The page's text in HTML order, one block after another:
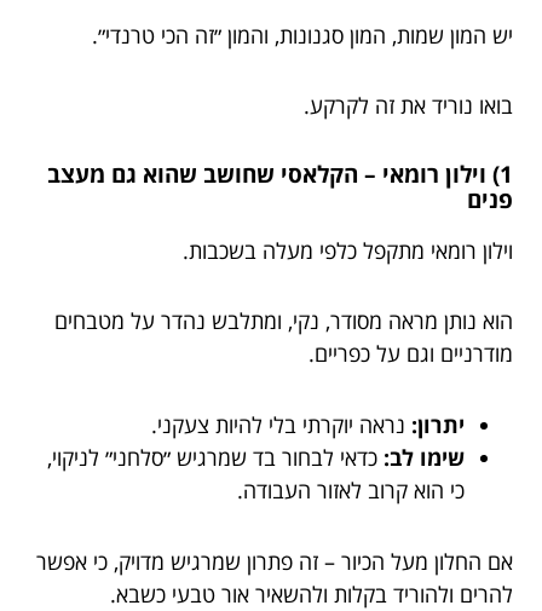
יש המון שמות, המון סגנונות, והמון ״זה הכי טרנדי״.
בואו נוריד את זה לקרקע.
1) וילון רומאי – הקלאסי שחושב שהוא גם מעצב
פנים
וילון רומאי מתקפל כלפי מעלה בשכבות.
הוא נותן מראה מסודר, נקי, ומתלבש נהדר על מטבחים
מודרניים וגם על כפריים.
יתרון: נראה יוקרתי בלי להיות צעקני.
שימו לב: כדאי לבחור בד שמרגיש ״סלחני״ לניקוי,
כי הוא קרוב לאזור העבודה.
אם החלון מעל הכיור – זה פתרון שמרגיש מדויק, כי אפשר
להרים ולהוריד בקלות ולהשאיר אור טבעי כשבא.